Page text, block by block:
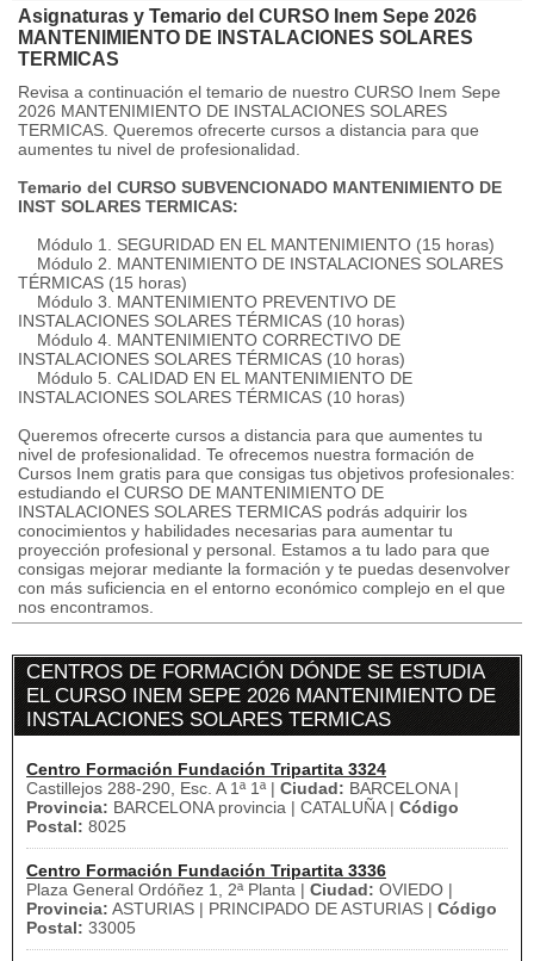
Asignaturas y Temario del CURSO Inem Sepe 2026
MANTENIMIENTO DE INSTALACIONES SOLARES
TERMICAS
Revisa a continuación el temario de nuestro CURSO Inem Sepe
2026 MANTENIMIENTO DE INSTALACIONES SOLARES
TERMICAS. Queremos ofrecerte cursos a distancia para que
aumentes tu nivel de profesionalidad.
Temario del CURSO SUBVENCIONADO MANTENIMIENTO DE
INST SOLARES TERMICAS:
Módulo 1. SEGURIDAD EN EL MANTENIMIENTO (15 horas)
Módulo 2. MANTENIMIENTO DE INSTALACIONES SOLARES
TÉRMICAS (15 horas)
Módulo 3. MANTENIMIENTO PREVENTIVO DE
INSTALACIONES SOLARES TÉRMICAS (10 horas)
Módulo 4. MANTENIMIENTO CORRECTIVO DE
INSTALACIONES SOLARES TÉRMICAS (10 horas)
Módulo 5. CALIDAD EN EL MANTENIMIENTO DE
INSTALACIONES SOLARES TÉRMICAS (10 horas)
Queremos ofrecerte cursos a distancia para que aumentes tu
nivel de profesionalidad. Te ofrecemos nuestra formación de
Cursos Inem gratis para que consigas tus objetivos profesionales:
estudiando el CURSO DE MANTENIMIENTO DE
INSTALACIONES SOLARES TERMICAS podrás adquirir los
conocimientos y habilidades necesarias para aumentar tu
proyección profesional y personal. Estamos a tu lado para que
consigas mejorar mediante la formación y te puedas desenvolver
con más suficiencia en el entorno económico complejo en el que
nos encontramos.
CENTROS DE FORMACIÓN DÓNDE SE ESTUDIA
EL CURSO INEM SEPE 2026 MANTENIMIENTO DE
INSTALACIONES SOLARES TERMICAS
Centro Formación Fundación Tripartita 3324
Castillejos 288-290, Esc. A 1ª 1ª | Ciudad: BARCELONA |
Provincia: BARCELONA provincia | CATALUÑA | Código
Postal: 8025
Centro Formación Fundación Tripartita 3336
Plaza General Ordóñez 1, 2ª Planta | Ciudad: OVIEDO |
Provincia: ASTURIAS | PRINCIPADO DE ASTURIAS | Código
Postal: 33005